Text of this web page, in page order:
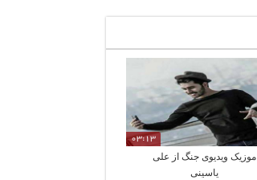
03:13
موزیک ویدیوی جنگ از علی
یاسینی